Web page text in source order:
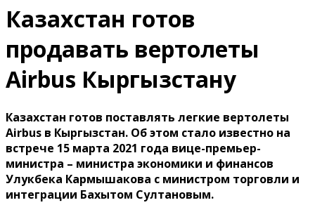
Казахстан готов
продавать вертолеты
Airbus Кыргызстану
Казахстан готов поставлять легкие вертолеты
Airbus в Кыргызстан. Об этом стало известно на
встрече 15 марта 2021 года вице-премьер-
министра – министра экономики и финансов
Улукбека Кармышакова с министром торговли и
интеграции Бахытом Султановым.